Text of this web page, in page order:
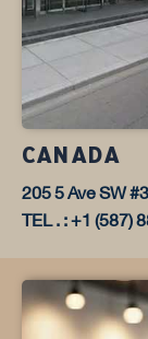
CANADA
205 5 Ave SW
TEL . : +1 (587)